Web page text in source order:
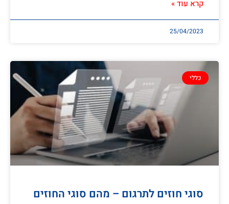
קרא עוד »
25/04/2023
כללי
סוגי חוזים לתרגום – מהם סוגי החוזים